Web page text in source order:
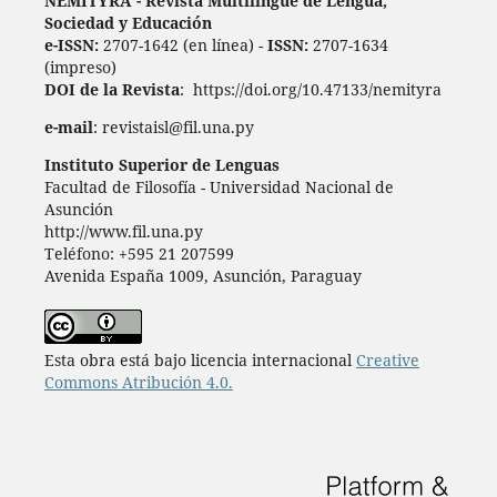
Sociedad y Educación
e-ISSN:2707-1642 (en línea) - ISSN:2707-1634
(impreso)
DOI de la Revista: https://doi.org/10.47133/nemityra
e-mail: revistaisl@fil.una.py
Instituto Superior de Lenguas
Facultad de Filosofía - Universidad Nacional de
Asunción
http://www.fil.una.py
Teléfono: +595 21 207599
Avenida España 1009, Asunción, Paraguay
Esta obra está bajo licencia internacional Creative
Commons Atribución 4.0.